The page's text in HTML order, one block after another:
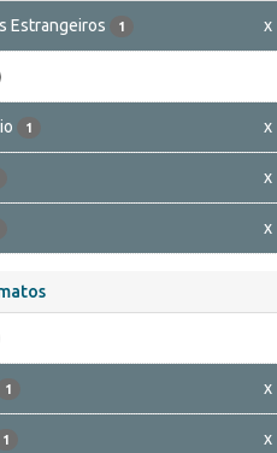
Estrangeiros 1 x
1 x
x
x
1 x
1 x